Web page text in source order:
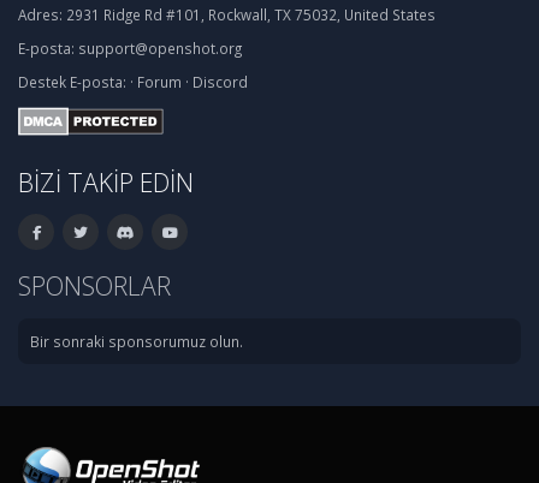
Adres: 2931 Ridge Rd #101, Rockwall, TX 75032, United States
E-posta: support@openshot.org
Destek E-posta: · Forum · Discord
BIZI TAKIP EDIN
SPONSORLAR
Bir sonraki sponsorumuz olun.